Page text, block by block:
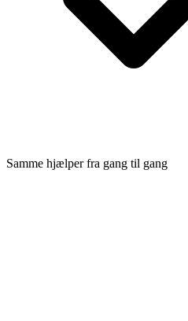
Samme hjælper fra gang til gang